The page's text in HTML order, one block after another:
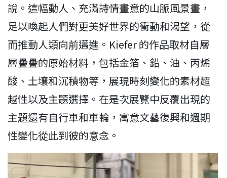
說。這幅動人、充滿詩情畫意的山脈風景畫，
足以喚起人們對更美好世界的衝動和渴望，從
而推動人類向前邁進。Kiefer 的作品取材自層
層疊疊的原始材料，包括金箔、鉛、油、丙烯
酸、土壤和沉積物等，展現時刻變化的素材超
越性以及主題選擇。在是次展覽中反覆出現的
主題還有自行車和車輪，寓意文藝復興和週期
性變化從此到彼的意念。